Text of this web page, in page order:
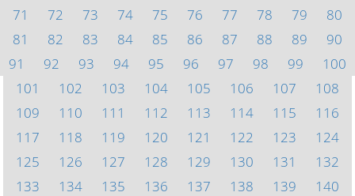
71
72 73 74 75 76 77 78 79
80
81
82 83 84 85 86 87 88 89
90
91
92 93 94 95 96 97 98 99
100
101
102 103 104 105 106 107
108
109
110 111 112 113 114 115
116
117
118 119 120 121 122 123
124
125
126 127 128 129 130 131
132
133
134 135 136 137 138 139
140